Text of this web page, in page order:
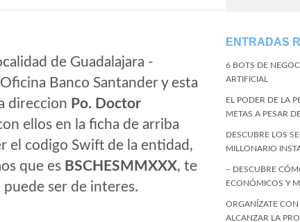
de Guadalajara -
Banco Santander y esta
direccion Po. Doctor
ellos en la ficha de arriba
el codigo Swift de la entidad,
que es BSCHESMMXXX, te
ser de interes.
ENTRADAS
6 BOTS DE
ARTIFICIAL
EL PODER DE LA
METAS A PESAR
DESCUBRE LOS
MILLONARIO
– DESCUBRE
ECONÓMICOS Y
ORGANÍZATE
ALCANZAR LA